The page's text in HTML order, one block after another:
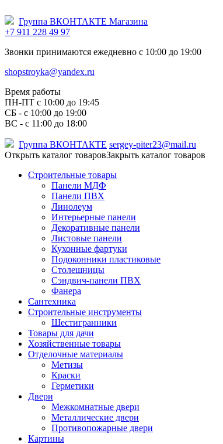
Группа ВКОНТАКТЕ Магазина
+7 911 228 49 97
Звонки принимаются ежедневно с 10:00 до 19:00
shopstroyka@yandex.ru
Время работы
ПН-ПТ c 10:00 до 19:45
СБ - с 10:00 до 19:00
ВС - с 11:00 до 18:00
Группа ВКОНТАКТЕ sergey-piter23@mail.ru
Открыть каталог товаровЗакрыть каталог товаров
Строительные товары
Панели МДФ
Панели ПВХ
Линолеум
Интерьерные панели
Декоративные панели
Листовые панели
Кухонные фартуки
Подоконники пластиковые
Столешницы
Сэндвич-панели ПВХ
Фанера
Сантехника
Строительные инструменты
Шестигранники
Товары для дачи
Хозяйственные товары
Отделочные материалы
Метизы
Краски
Герметики
Двери
Межкомнатные двери
Металлические двери
Противопожарные двери
Картины